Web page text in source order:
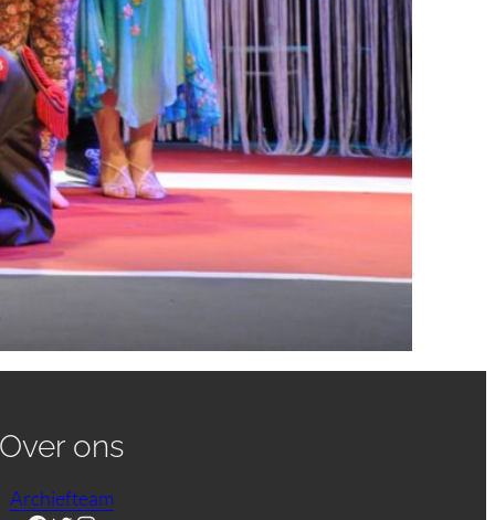
Over ons
Archiefteam